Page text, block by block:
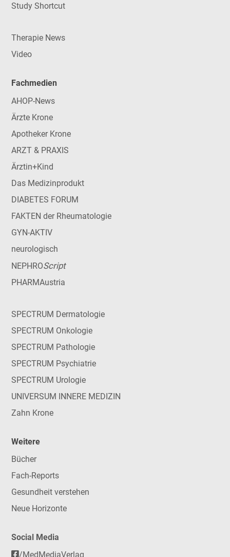
Study Shortcut
Therapie News
Video
Fachmedien
AHOP-News
Ärzte Krone
Apotheker Krone
ARZT & PRAXIS
Ärztin+Kind
Das Medizinprodukt
DIABETES FORUM
FAKTEN der Rheumatologie
GYN-AKTIV
neurologisch
NEPHROScript
PHARMAustria
SPECTRUM Dermatologie
SPECTRUM Onkologie
SPECTRUM Pathologie
SPECTRUM Psychiatrie
SPECTRUM Urologie
UNIVERSUM INNERE MEDIZIN
Zahn Krone
Weitere
Bücher
Fach-Reports
Gesundheit verstehen
Neue Horizonte
Social Media
/MedMediaVerlag